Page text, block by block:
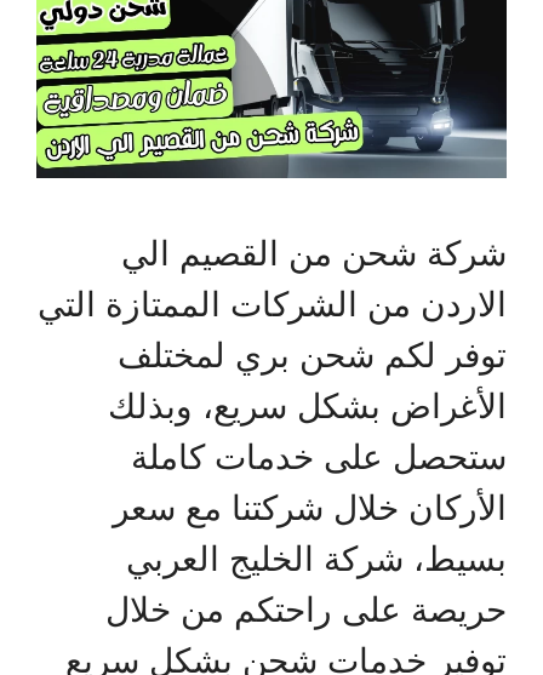
شركة شحن من القصيم الي
الاردن من الشركات الممتازة التي
توفر لكم شحن بري لمختلف
الأغراض بشكل سريع، وبذلك
ستحصل على خدمات كاملة
الأركان خلال شركتنا مع سعر
بسيط، شركة الخليج العربي
حريصة على راحتكم من خلال
توفير خدمات شحن بشكل سريع